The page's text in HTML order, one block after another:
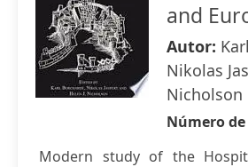
and
Autor:
Nikolas
Nicholson
Número
Modern study of the